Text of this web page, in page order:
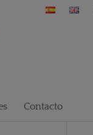
Contacto